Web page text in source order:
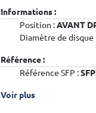
Informations :
Position : AVANT
Diamètre de disque
Référence :
Référence SFP :
Voir plus